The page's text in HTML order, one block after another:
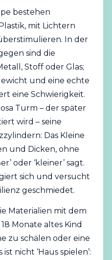
bestehen
mit Lichtern
In der
sind die
Stoff oder Glas;
und eine echte
eine Schwierigkeit.
Turm – der später
wird – seine
Das Kleine
und Dicken, ohne
oder ‘kleiner’ sagt.
sich und versucht
geschmiedet.
Materialien mit dem
Monate altes Kind
zu schälen oder eine
nicht ‘Haus spielen’: